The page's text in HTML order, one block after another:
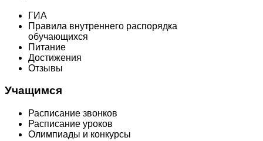
ГИА
Правила внутреннего распорядка
обучающихся
Питание
Достижения
Отзывы
Учащимся
Расписание звонков
Расписание уроков
Олимпиады и конкурсы